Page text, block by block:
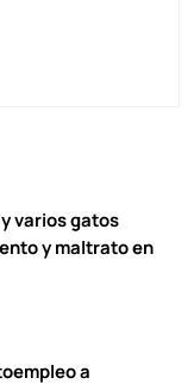
varios gatos
y maltrato en
a